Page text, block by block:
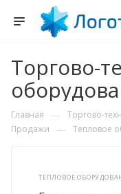
Торгово-
Главная — Торгово-
Продажи — Тепловое
ТЕПЛОВОЕ